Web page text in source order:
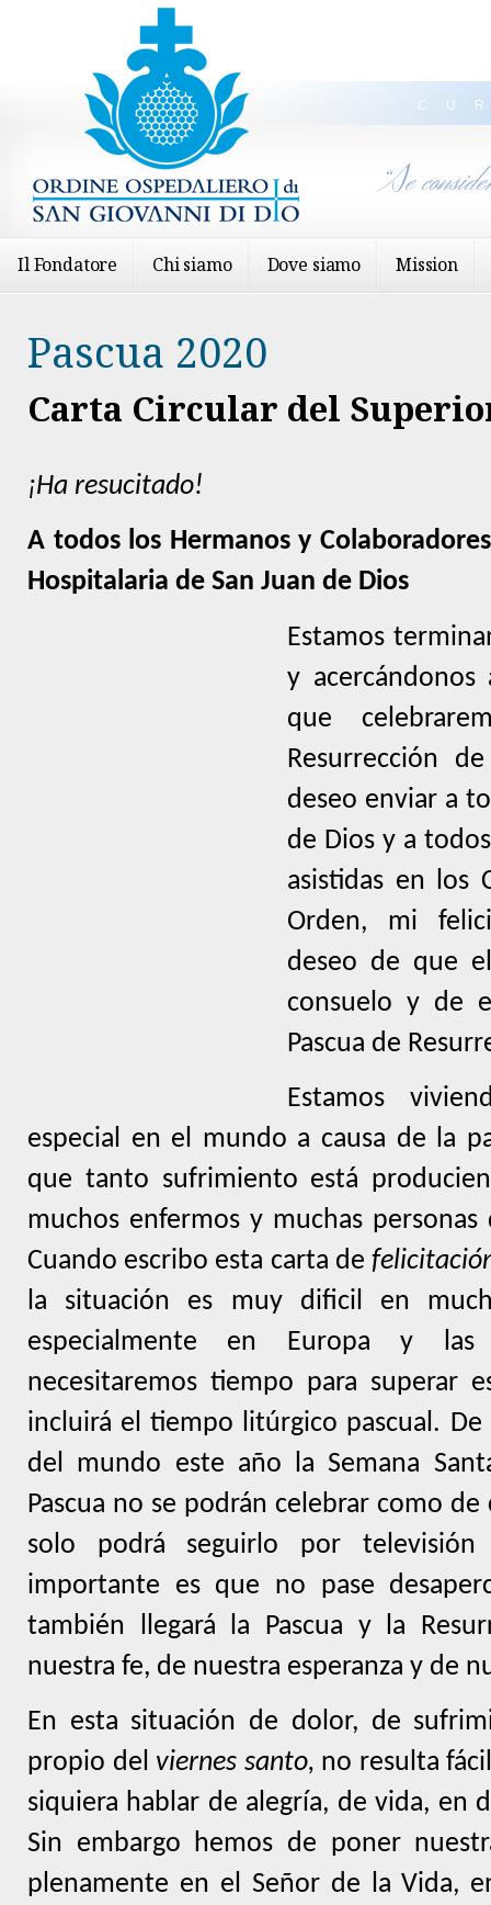
Il Fondatore Chi siamo Dove siamo Mission
“Se
Pascua 2020
Carta Circular del
¡Ha resucitado!
A todos los Hermanos y
Hospitalaria de San Juan de Dios
Estamos
y acercándonos
que
Resurrección
deseo enviar a
de Dios y a
asistidas en los
Orden, mi
deseo de que
consuelo y de
Pascua de
Estamos
especial en el mundo a causa de la
que tanto sufrimiento está
muchos enfermos y muchas
Cuando escribo esta carta de
la situación es muy dificil en
especialmente en Europa y
necesitaremos tiempo para superar
incluirá el tiempo litúrgico pascual.
del mundo este año la Semana
Pascua no se podrán celebrar como
solo podrá seguirlo por
importante es que no pase
también llegará la Pascua y la
nuestra fe, de nuestra esperanza y de
En esta situación de dolor, de
propio del viernes santo, no resulta
siquiera hablar de alegría, de vida, en
Sin embargo hemos de poner
plenamente en el Señor de la Vida,